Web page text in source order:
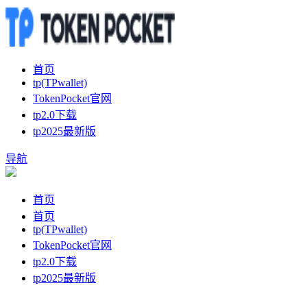
首页
tp(TPwallet)
TokenPocket官网
tp2.0下载
tp2025最新版
导航
首页
首页
tp(TPwallet)
TokenPocket官网
tp2.0下载
tp2025最新版